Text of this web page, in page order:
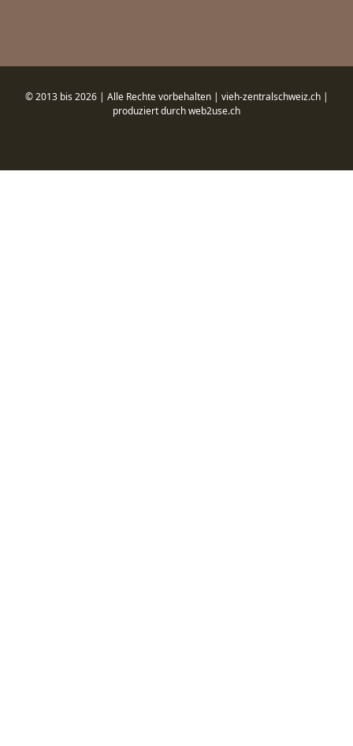
© 2013 bis 2026 | Alle Rechte vorbehalten | vieh-zentralschweiz.ch |
produziert durchweb2use.ch